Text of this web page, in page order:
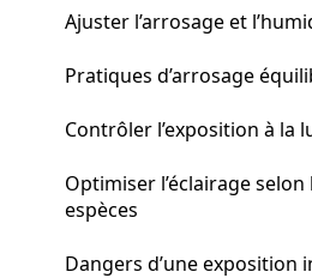
Ajuster l’arrosage et
Pratiques d’arrosage
Contrôler l’exposition à la
Optimiser l’éclairage
espèces
Dangers d’une exposition